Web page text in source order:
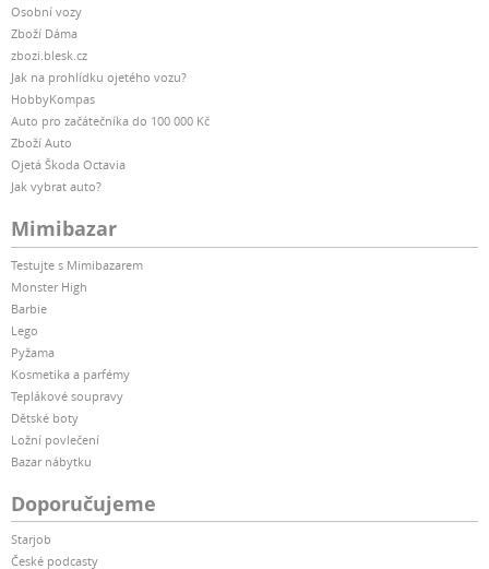
Osobní vozy
Zboží Dáma
zbozi.blesk.cz
Jak na prohlídku ojetého vozu?
HobbyKompas
Auto pro začátečníka do 100 000 Kč
Zboží Auto
Ojetá Škoda Octavia
Jak vybrat auto?
Mimibazar
Testujte s Mimibazarem
Monster High
Barbie
Lego
Pyžama
Kosmetika a parfémy
Teplákové soupravy
Dětské boty
Ložní povlečení
Bazar nábytku
Doporučujeme
Starjob
České podcasty